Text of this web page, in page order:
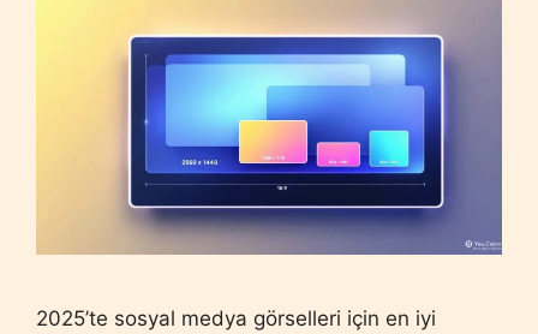
2025’te sosyal medya görselleri için en iyi